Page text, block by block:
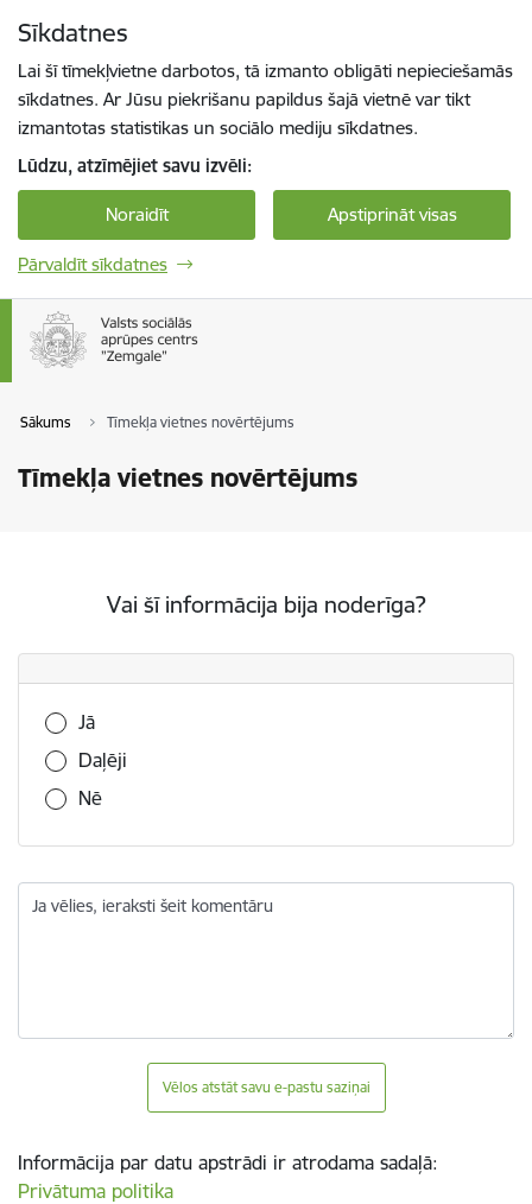
Sīkdatnes
Lai šī tīmekļvietne darbotos, tā izmanto obligāti nepieciešamās
sīkdatnes. Ar Jūsu piekrišanu papildus šajā vietnē var tikt
izmantotas statistikas un sociālo mediju sīkdatnes.
Lūdzu, atzīmējiet savu izvēli:
Noraidīt Apstiprināt visas
Pārvaldīt sīkdatnes
Sākums Tīmekļa vietnes novērtējums
Tīmekļa vietnes novērtējums
Vai šī informācija bija noderīga?
Vai šī informācija bija noderīga?
Jā
Daļēji
Nē
Ja vēlies, ieraksti šeit komentāru
Vēlos atstāt savu e-pastu saziņai
Informācija par datu apstrādi ir atrodama sadaļā:
Privātuma politika